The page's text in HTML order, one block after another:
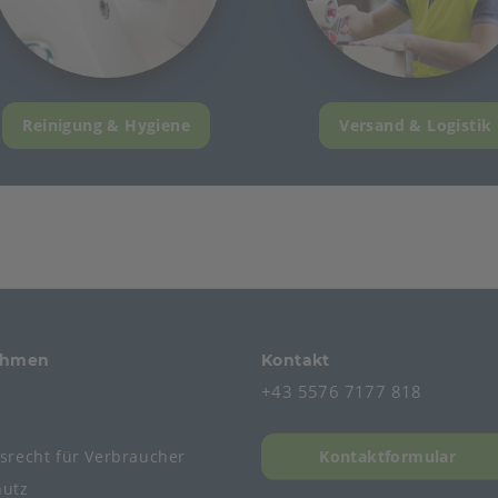
Reinigung & Hygiene Versand & Logistik
für Verbraucher
Kontakt
+43 5576 7177 818
Kontaktformular